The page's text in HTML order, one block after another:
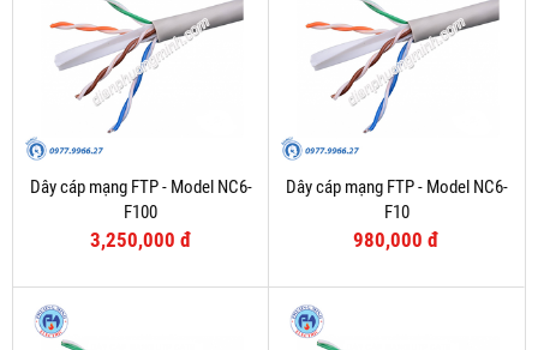
Dây cáp mạng FTP - Model NC6-
F100
3,250,000 đ
Dây cáp mạng FTP - Model NC6-
F10
980,000 đ